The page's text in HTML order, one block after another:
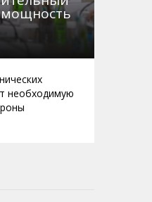
мощность
необходимую